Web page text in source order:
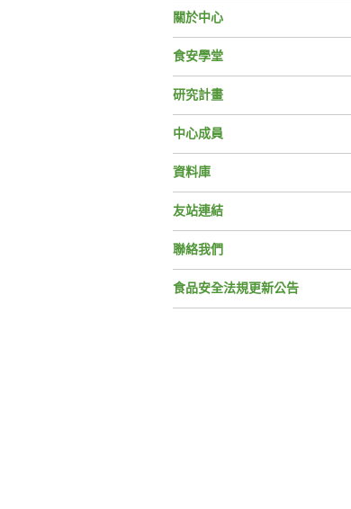
關於中心
食安學堂
研究計畫
中心成員
資料庫
友站連結
聯絡我們
食品安全法規更新公告